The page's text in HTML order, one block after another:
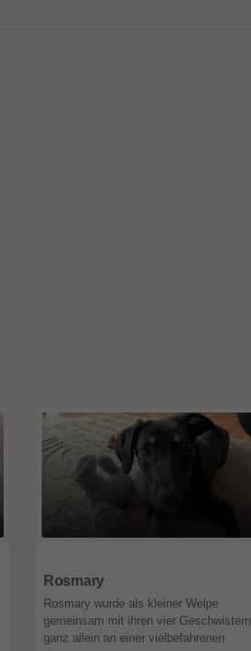
Rosmary
Rosmary wurde als kleiner Welpe
gemeinsam mit ihren vier Geschwistern
ganz allein an einer vielbefahrenen